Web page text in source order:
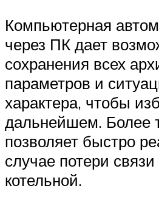
Компьютерная
через ПК дает
сохранения всех
параметров и
характера, чтобы
дальнейшем. Более
позволяет быстро
случае потери
котельной.